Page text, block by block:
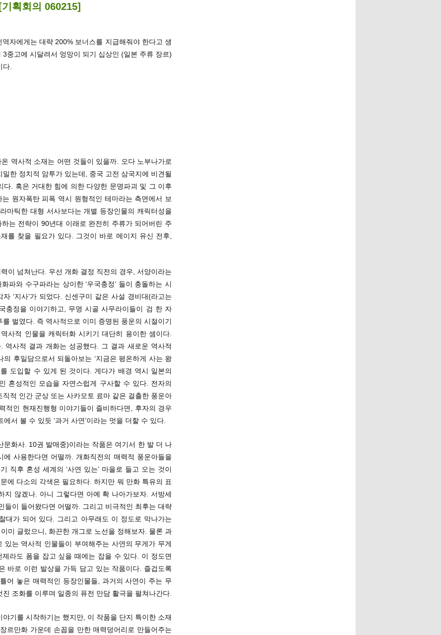
획회의 060215]
자에게는 대략 200% 보너스를 지급해줘야 한다고 생
중고에 시달려서 엉망이 되기 십상인 (일본 주류 장르)
.
역사적 소재는 어떤 것들이 있을까. 오다 노부나가로
한 정치적 암투가 있는데, 중국 고전 삼국지에 비견될
다. 혹은 거대한 힘에 의한 다양한 문명파괴 및 그 이후
원자폭탄 피폭 역시 원형적인 테마라는 측면에서 보
마틱한 대형 서사보다는 개별 등장인물의 캐릭터성을
는 전략이 90년대 이래로 완전히 주류가 되어버린 주
를 찾을 필요가 있다. 그것이 바로 메이지 유신 전후,
이 넘쳐난다. 우선 개화 결정 직전의 경우, 서양이라는
파와 수구파라는 상이한 ‘우국충정’ 들이 충돌하는 시
‘지사’가 되었다. 신센구미 같은 사설 경비대(라고는
충정을 이야기하고, 무명 시골 사무라이들이 검 한 자
벌였다. 즉 역사적으로 이미 증명된 풍운의 시절이기
사적 인물을 캐릭터화 시키기 대단히 용이한 셈이다.
역사적 결과 개화는 성공했다. 그 결과 새로운 역사적
후일담으로서 되돌아보는 ‘지금은 평온하게 사는 왕
도입할 수 있게 된 것이다. 게다가 배경 역시 일본의
혼성적인 모습을 자연스럽게 구사할 수 있다. 전자의
적 인간 군상 또는 사카모토 료마 같은 걸출한 풍운아
적인 현재진행형 이야기들이 즐비하다면, 후자의 경우
서 볼 수 있듯 ‘과거 사연’이라는 멋을 더할 수 있다.
화사. 10권 발매중)이라는 작품은 여기서 한 발 더 나
사용한다면 어떨까. 개화직전의 매력적 풍운아들을
직후 혼성 세계의 ‘사연 있는’ 마을로 들고 오는 것이
에 다소의 각색은 필요하다. 하지만 뭐 만화 특유의 표
지 않겠나. 아니 그렇다면 아예 확 나아가보자. 서방세
들이 들어왔다면 어떨까. 그리고 비극적인 최후는 대략
대가 되어 있다. 그리고 아무래도 이 정도로 막나가는
미 글렀으니, 화끈한 개그로 노선을 정해보자. 물론 과
있는 역사적 인물들이 부여해주는 사연의 무게가 무게
라도 폼을 잡고 싶을 때에는 잡을 수 있다. 이 정도면
바로 이런 발상을 가득 담고 있는 작품이다. 즐겁도록
어 놓은 매력적인 등장인물들, 과거의 사연이 주는 무
조화를 이루며 일종의 퓨전 만담 활극을 펼쳐나간다.
기를 시작하기는 했지만, 이 작품을 단지 특이한 소재
르만화 가운데 손꼽을 만한 매력덩어리로 만들어주는